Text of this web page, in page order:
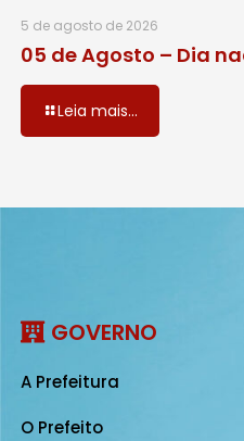
5 de agosto de 2026
05 de Agosto – Dia
Leia mais...
GOVERNO
A Prefeitura
O Prefeito